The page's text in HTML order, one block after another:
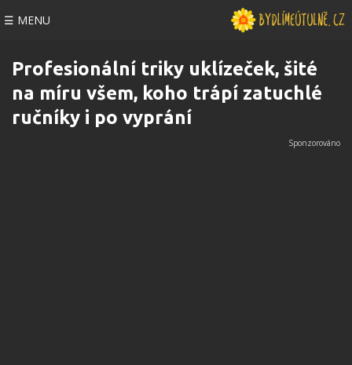
☰ MENU
Profesionální triky uklízeček, šité
na míru všem, koho trápí zatuchlé
ručníky i po vyprání